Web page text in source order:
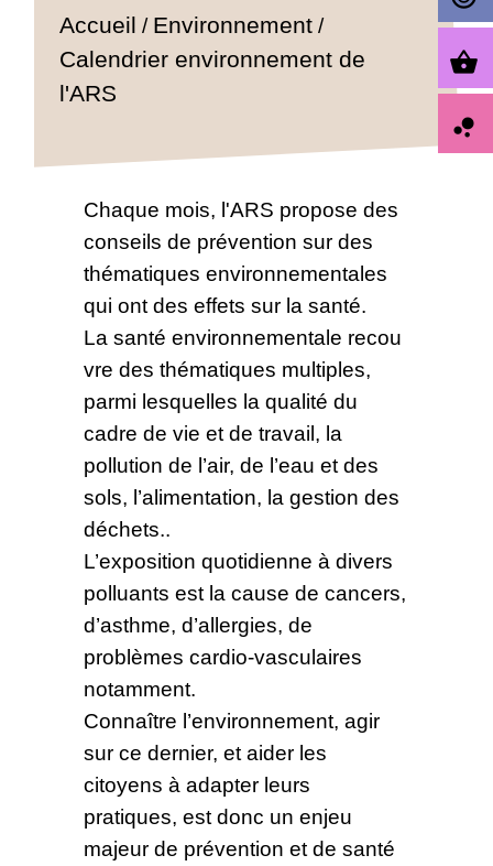
Accueil / Environnement/
Calendrier environnement de
l'ARS
Chaque mois, l'ARS propose des
conseils de prévention sur des
thématiques environnementales
qui ont des effets sur la santé.
La santé environnementale recou
vre des thématiques multiples,
parmi lesquelles la qualité du
cadre de vie et de travail, la
pollution de l’air, de l’eau et des
sols, l’alimentation, la gestion des
déchets..
L’exposition quotidienne à divers
polluants est la cause de cancers,
d’asthme, d’allergies, de
problèmes cardio-vasculaires
notamment.
Connaître l’environnement, agir
sur ce dernier, et aider les
citoyens à adapter leurs
pratiques, est donc un enjeu
majeur de prévention et de santé
shopping_basket
bubble_chart